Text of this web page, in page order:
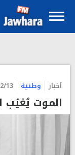
أخبار وطنية 13:09
الموت يُغيّب